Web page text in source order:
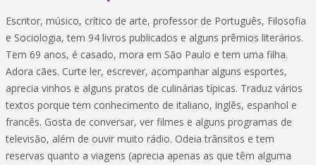
Escritor, músico, crítico de arte, professor de Português, Filosofia
e Sociologia, tem 94 livros publicados e alguns prêmios literários.
Tem 69 anos, é casado, mora em São Paulo e tem uma filha.
Adora cães. Curte ler, escrever, acompanhar alguns esportes,
aprecia vinhos e alguns pratos de culinárias típicas. Traduz vários
textos porque tem conhecimento de italiano, inglês, espanhol e
francês. Gosta de conversar, ver filmes e alguns programas de
televisão, além de ouvir muito rádio. Odeia trânsitos e tem
reservas quanto a viagens (aprecia apenas as que têm alguma